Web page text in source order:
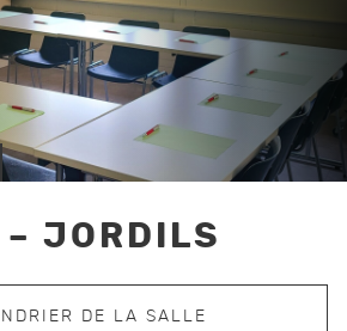
JORDILS
DE LA SALLE